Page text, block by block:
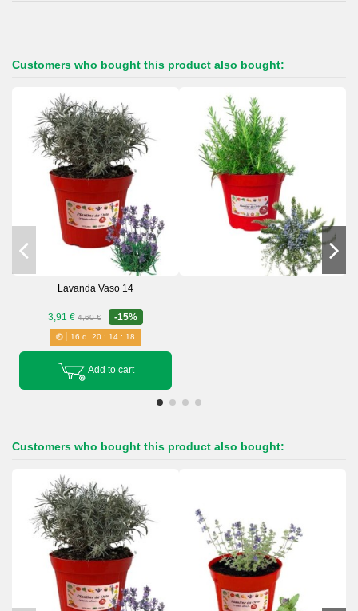
Customers who bought this product also bought:
Lavanda Vaso 14
3,91 € 4,60 € -15%
16 d. 20: 14: 18
Add to cart
Customers who bought this product also bought: